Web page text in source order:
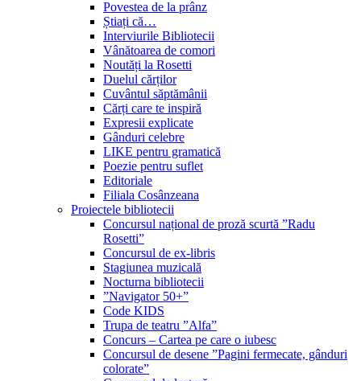
Povestea de la prânz
Știați că…
Interviurile Bibliotecii
Vânătoarea de comori
Noutăți la Rosetti
Duelul cărților
Cuvântul săptămânii
Cărți care te inspiră
Expresii explicate
Gânduri celebre
LIKE pentru gramatică
Poezie pentru suflet
Editoriale
Filiala Cosânzeana
Proiectele bibliotecii
Concursul național de proză scurtă ”Radu
Rosetti”
Concursul de ex-libris
Stagiunea muzicală
Nocturna bibliotecii
”Navigator 50+”
Code KIDS
Trupa de teatru ”Alfa”
Concurs – Cartea pe care o iubesc
Concursul de desene ”Pagini fermecate, gânduri
colorate”